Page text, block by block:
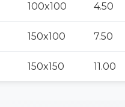
100x100 4.50
150x100 7.50
150x150 11.00